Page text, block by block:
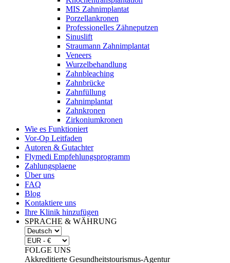
MIS Zahnimplantat
Porzellankronen
Professionelles Zähneputzen
Sinuslift
Straumann Zahnimplantat
Veneers
Wurzelbehandlung
Zahnbleaching
Zahnbrücke
Zahnfüllung
Zahnimplantat
Zahnkronen
Zirkoniumkronen
Wie es Funktioniert
Vor-Op Leitfaden
Autoren & Gutachter
Flymedi Empfehlungsprogramm
Zahlungsplaene
Über uns
FAQ
Blog
Kontaktiere uns
Ihre Klinik hinzufügen
SPRACHE & WÄHRUNG
FOLGE UNS
Akkreditierte Gesundheitstourismus-Agentur